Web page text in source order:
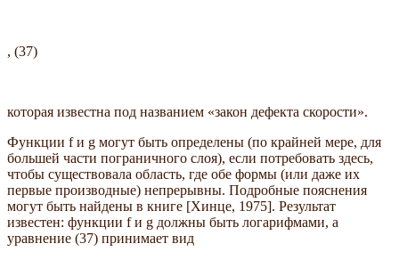
, (37)
которая известна под названием «закон дефекта скорости».
Функции f и g могут быть определены (по крайней мере, для
большей части пограничного слоя), если потребовать здесь,
чтобы существовала область, где обе формы (или даже их
первые производные) непрерывны. Подробные пояснения
могут быть найдены в книге [Хинце, 1975]. Результат
известен: функции f и g должны быть логарифмами, а
уравнение (37) принимает вид